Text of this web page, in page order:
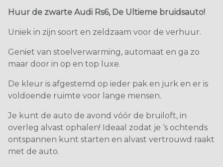
Huur de zwarte Audi Rs6, De Ultieme bruidsauto!
Uniek in zijn soort en zeldzaam voor de verhuur.
Geniet van stoelverwarming, automaat en ga zo
maar door in op en top luxe.
De kleur is afgestemd op ieder pak en jurk en er is
voldoende ruimte voor lange mensen.
Je kunt de auto de avond vóór de bruiloft, in
overleg alvast ophalen! Ideaal zodat je ‘s ochtends
ontspannen kunt starten en alvast vertrouwd raakt
met de auto.